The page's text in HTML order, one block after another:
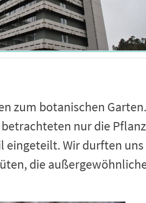
zum botanischen
nur die
Wir durften
die